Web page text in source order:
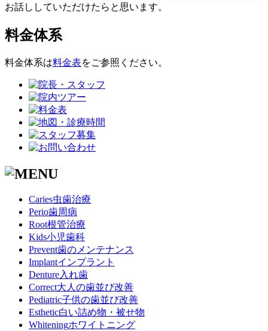
お話ししていただけたらと思います。
料金体系
料金体系は料金表をご参照ください。
Caries虫歯治療
Perio歯周病
Root根管治療
Kids小児歯科
Prevent歯のメンテナンス
Implantインプラント
Denture入れ歯
Correct大人の歯並び改善
Pediatric子供の歯並び改善
Esthetic白い詰め物・被せ物
Whiteningホワイトニング